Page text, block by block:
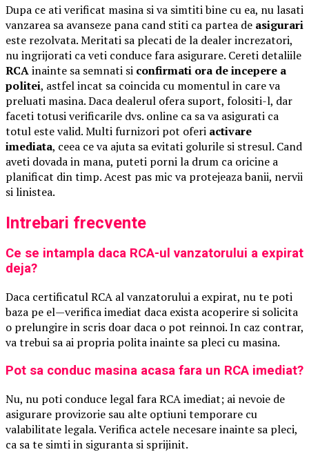
Dupa ce ati verificat masina si va simtiti bine cu ea, nu lasati
vanzarea sa avanseze pana cand stiti ca partea de asigurari
este rezolvata. Meritati sa plecati de la dealer increzatori,
nu ingrijorati ca veti conduce fara asigurare. Cereti detaliile
RCAinainte sa semnati si confirmati ora de incepere a
politei, astfel incat sa coincida cu momentul in care va
preluati masina. Daca dealerul ofera suport, folositi-l, dar
faceti totusi verificarile dvs. online ca sa va asigurati ca
totul este valid. Multi furnizori pot oferi activare
imediata, ceea ce va ajuta sa evitati golurile si stresul. Cand
aveti dovada in mana, puteti porni la drum ca oricine a
planificat din timp. Acest pas mic va protejeaza banii, nervii
si linistea.
Intrebari frecvente
Ce se intampla daca RCA-ul vanzatorului a expirat
deja?
Daca certificatul RCA al vanzatorului a expirat, nu te poti
baza pe el—verifica imediat daca exista acoperire si solicita
o prelungire in scris doar daca o pot reinnoi. In caz contrar,
va trebui sa ai propria polita inainte sa pleci cu masina.
Pot sa conduc masina acasa fara un RCA imediat?
Nu, nu poti conduce legal fara RCA imediat; ai nevoie de
asigurare provizorie sau alte optiuni temporare cu
valabilitate legala. Verifica actele necesare inainte sa pleci,
ca sa te simti in siguranta si sprijinit.